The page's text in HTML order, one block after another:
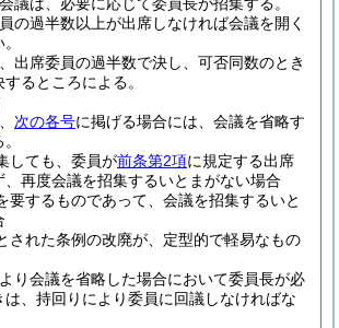
の過半数以上が出席しなければ会議を開く
出席委員の過半数で決し、可否同数のとき
るところによる。
次の各号に掲げる場合には、会議を省略す
しても、委員が前条第2項に規定する出席
、再度会議を招集するいとまがない場合
要するものであって、会議を招集するいと
された条例の改廃が、定型的で軽易なもの
り会議を省略した場合において委員長が必
は、持回りにより委員に回議しなければな